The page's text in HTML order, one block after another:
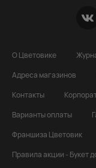
О Цветовике
Адреса магазинов
Контакты
Варианты оплаты
Франшиза Цветовик
Правила акции - Букет